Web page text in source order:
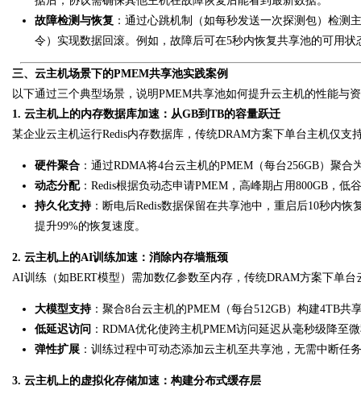
故障检测与恢复 ：通过心跳机制（如每秒发送一次探测包）检测
令）实现数据回滚。例如，故障后可在5秒内恢复共享池的可用状
三、云主机场景下的PMEM共享池实践案例
以下通过三个典型场景，说明PMEM共享池如何提升云主机的性能与
1. 云主机上的内存数据库加速：从GB到TB的容量跃迁
某企业云主机运行Redis内存数据库，传统DRAM方案下单台主机仅
硬件聚合 ：通过RDMA将4台云主机的PMEM（每台256GB）聚合
动态分配：Redis根据负动态申请PMEM，高峰期占用800GB，低
持久化支持：断电后Redis数据保留在共享池中，重启后10秒内
提升99%的恢复速度。
2. 云主机上的AI训练加速：消除内存墙瓶颈
AI训练（如BERT模型）需加数亿参数至内存，传统DRAM方案下单
大模型支持：聚合8台云主机的PMEM（每台512GB）构建4TB共
低延迟访问 ：RDMA优化使跨主机PMEM访问延迟从毫秒级降至
弹性扩展 ：训练过程中可动态添加云主机至共享池，无需中断任
3. 云主机上的虚拟化存储加速：构建分布式缓存层